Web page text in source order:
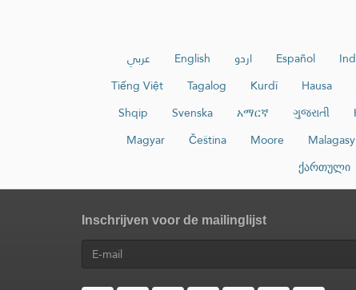
عربي English اردو Español
Tiếng Việt
Tagalog Kurdî Hausa
Shqip
Svenska አማርኛ ગુજરાતી
Magyar
Čeština Moore Malagasy
ქართული
Inschrijven voor de mailinglijst